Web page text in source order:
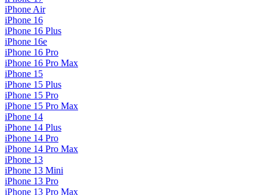
iPhone Air
iPhone 16
iPhone 16 Plus
iPhone 16e
iPhone 16 Pro
iPhone 16 Pro Max
iPhone 15
iPhone 15 Plus
iPhone 15 Pro
iPhone 15 Pro Max
iPhone 14
iPhone 14 Plus
iPhone 14 Pro
iPhone 14 Pro Max
iPhone 13
iPhone 13 Mini
iPhone 13 Pro
iPhone 13 Pro Max